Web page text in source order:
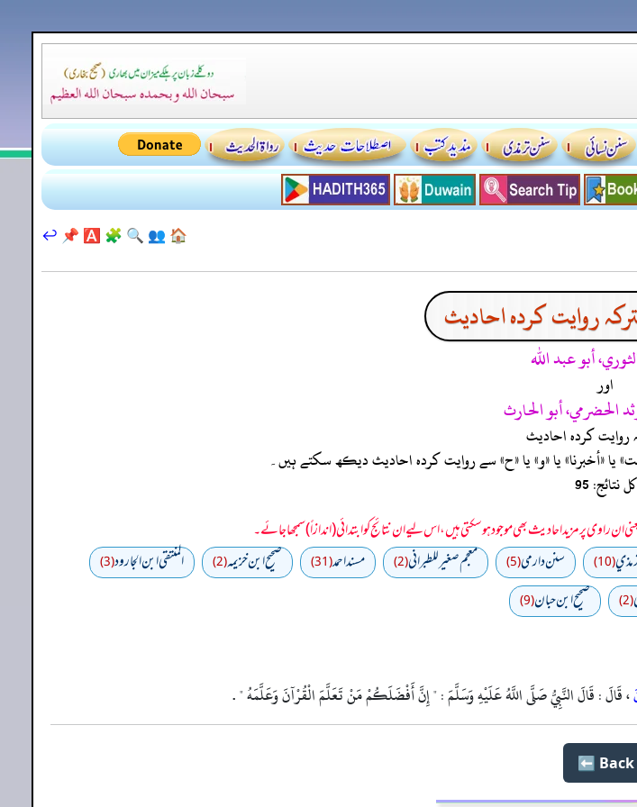
🏠
👥
🔍
🧩
🅰️
📌
↩️
روایت کردہ احادیث
أبو عبد الله
اور
الحضرمي، أبو الحارث
روایت کردہ احادیث
«أخبرنا» یا «و» یا «ح» سے روایت کردہ احادیث دیکھ سکتے ہیں۔
کل نتائج: 95
(10) سنن دارمي(5) معجم صغير للطبراني(2) مسند احمد(31) صحيح ابن خزيمه(2) المنتقى ابن الجارود(3)
(2) صحیح ابن حبان(9)
، قَالَ : قَالَ النَّبِيُّ صَلَّى اللَّهُ عَلَيْهِ وَسَلَّمَ : " إِنَّ أَفْضَلَكُمْ مَنْ تَعَلَّمَ الْقُرْآنَ وَعَلَّمَهُ " .
Back ⬅️